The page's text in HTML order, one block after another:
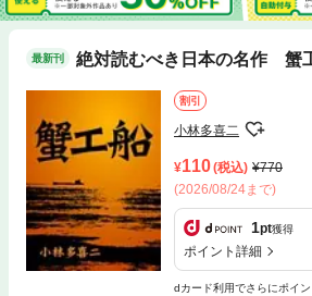
最新刊 絶対読むべき日本の名作 蟹
割引
小林多喜二
110(税込)
770
(2026/08/24まで)
1pt獲得
ポイント詳細
dカード利用でさらにポイ